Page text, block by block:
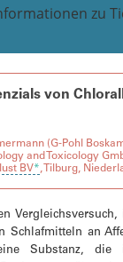
zu
von
(G-Pohl
and Toxicology
BV*, Tilburg,
Vergleichsversuch,
Schlafmitteln an
Substanz, die